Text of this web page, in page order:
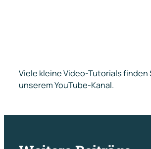
Viele kleine Video-Tutorials finden
unserem YouTube-Kanal.